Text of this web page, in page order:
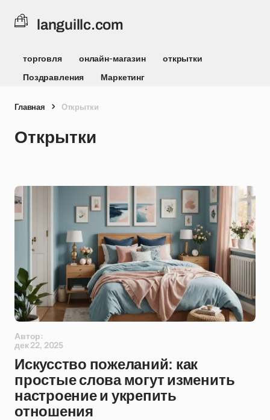
languillc.com
торговля онлайн-магазин
открытки
Поздравления
Маркетинг
Главная Открытки
Открытки
Автор:
дек 22, 2025
Искусство пожеланий: как
простые слова могут изменить
настроение и укрепить
отношения